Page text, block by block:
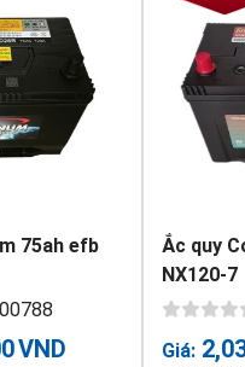
75ah efb
VND
Ắc quy
NX120-7
Giá: